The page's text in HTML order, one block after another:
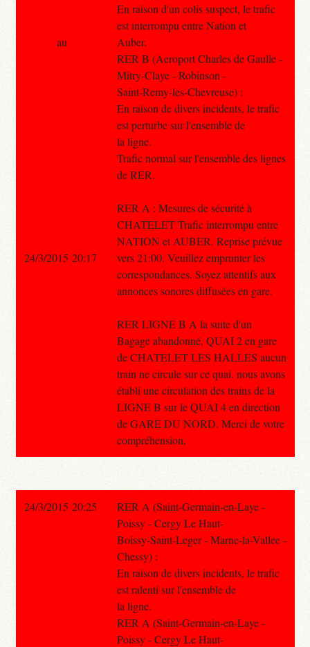
En raison d'un colis suspect, le trafic
est interrompu entre Nation et
Auber.
RER B (Aeroport Charles de Gaulle -
Mitry-Claye - Robinson -
Saint-Remy-les-Chevreuse) :
En raison de divers incidents, le trafic
est perturbe sur l'ensemble de
la ligne.
Trafic normal sur l'ensemble des lignes
de RER.
RER A : Mesures de sécurité à
CHATELET Trafic interrompu entre
NATION et AUBER. Reprise prévue
vers 21:00. Veuillez emprunter les
correspondances. Soyez attentifs aux
annonces sonores diffusées en gare.
RER LIGNE B A la suite d'un
Bagage abandonné, QUAI 2 en gare
de CHATELET LES HALLES aucun
train ne circule sur ce quai. nous avons
établi une circulation des trains de la
LIGNE B sur le QUAI 4 en direction
de GARE DU NORD. Merci de votre
compréhension.
au
24/3/2015 20:17
24/3/2015 20:25
RER A (Saint-Germain-en-Laye -
Poissy - Cergy Le Haut-
Boissy-Saint-Leger - Marne-la-Vallee -
Chessy) :
En raison de divers incidents, le trafic
est ralenti sur l'ensemble de
la ligne.
RER A (Saint-Germain-en-Laye -
Poissy - Cergy Le Haut-